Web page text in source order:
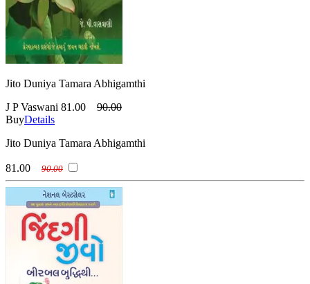
Jito Duniya Tamara Abhigamthi
J P Vaswani 81.00
90.00
BuyDetails
Jito Duniya Tamara Abhigamthi
81.00 90.00